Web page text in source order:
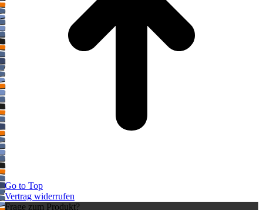
Go to Top
Vertrag widerrufen
Frage zum Produkt?